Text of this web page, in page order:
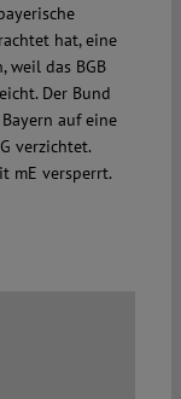
hat, eine
weil das BGB
Der Bund
auf eine
verzichtet.
mE versperrt.